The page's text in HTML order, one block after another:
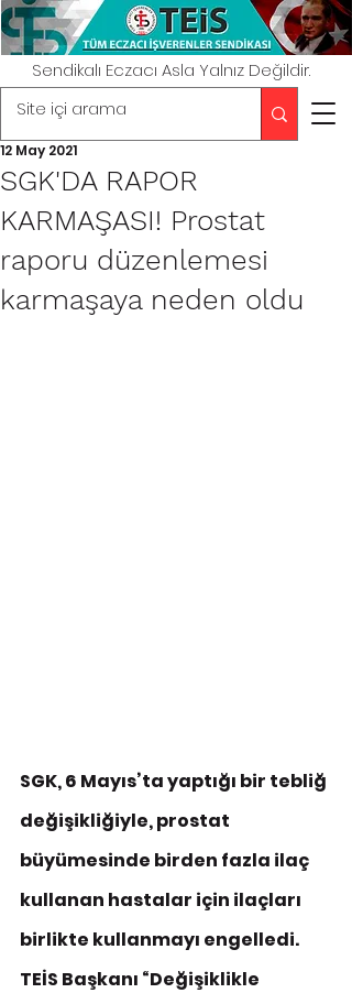
Sendikalı Eczacı Asla Yalnız Değildir.
SGK'DA RAPOR
KARMAŞASI! Prostat
raporu düzenlemesi
karmaşaya neden oldu
12 May 2021
SGK, 6 Mayıs’ta yaptığı bir tebliğ
değişikliğiyle, prostat
büyümesinde birden fazla ilaç
kullanan hastalar için ilaçları
birlikte kullanmayı engelledi.
TEİS Başkanı “Değişiklikle